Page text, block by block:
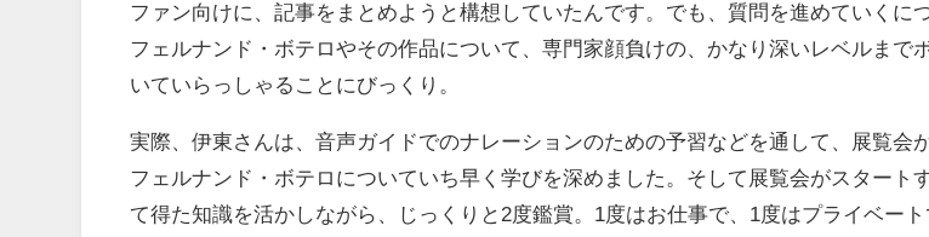
ファン向けに、記事をまとめようと構想していたんです。でも、質問を進めていくに
フェルナンド・ボテロやその作品について、専門家顔負けの、かなり深いレベルまで
いていらっしゃることにびっくり。
実際、伊東さんは、音声ガイドでのナレーションのための予習などを通して、展覧会
フェルナンド・ボテロについていち早く学びを深めました。そして展覧会がスタート
て得た知識を活かしながら、じっくりと2度鑑賞。1度はお仕事で、1度はプライベー